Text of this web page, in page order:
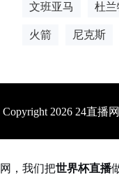
文班亚马 杜兰
火箭 尼克斯
Copyright 2026 24直播
网，我们把世界杯直播